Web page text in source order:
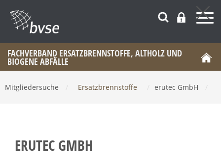
FACHVERBAND ERSATZBRENNSTOFFE, ALTHOLZ UND
BIOGENE ABFÄLLE
Mitgliedersuche Ersatzbrennstoffe erutec GmbH
ERUTEC GMBH